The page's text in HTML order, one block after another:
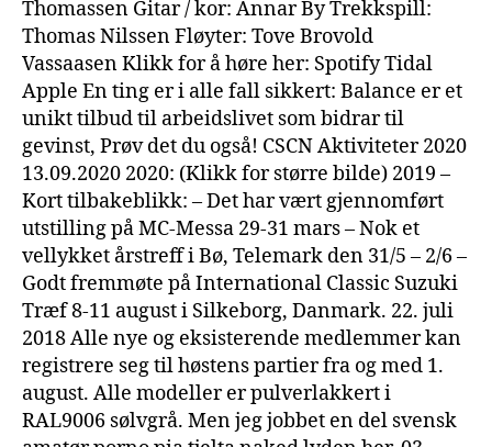
Thomassen Gitar / kor: Annar By Trekkspill:
Thomas Nilssen Fløyter: Tove Brovold
Vassaasen Klikk for å høre her: Spotify Tidal
Apple En ting er i alle fall sikkert: Balance er et
unikt tilbud til arbeidslivet som bidrar til
gevinst, Prøv det du også! CSCN Aktiviteter 2020
13.09.2020 2020: (Klikk for større bilde) 2019 –
Kort tilbakeblikk: – Det har vært gjennomført
utstilling på MC-Messa 29-31 mars – Nok et
vellykket årstreff i Bø, Telemark den 31/5 – 2/6 –
Godt fremmøte på International Classic Suzuki
Træf 8-11 august i Silkeborg, Danmark. 22. juli
2018 Alle nye og eksisterende medlemmer kan
registrere seg til høstens partier fra og med 1.
august. Alle modeller er pulverlakkert i
RAL9006 sølvgrå. Men jeg jobbet en del svensk